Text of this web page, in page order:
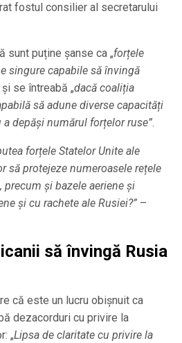
fostul consilier al secretarului
sunt puține șanse ca „forțele
singure capabile să învingă
și se întreabă „dacă coaliția
să adune diverse capacități
depăși numărul forțelor ruse”.
forțele Statelor Unite ale
să protejeze numeroasele rețele
precum și bazele aeriene și
și cu rachete ale Rusiei?” –
să învingă Rusia
că este un lucru obișnuit ca
dezacorduri cu privire la
„Lipsa de claritate cu privire la